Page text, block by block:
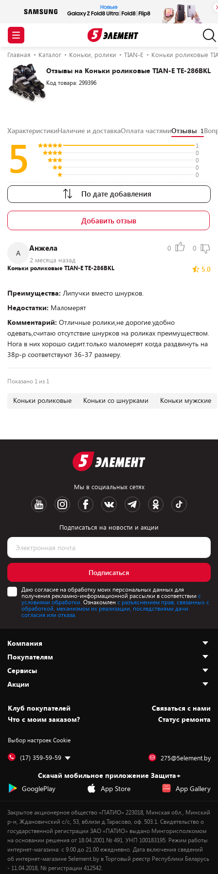
Главная Каталог Коньки, ролики TIAN-E Коньки роликовые
Отзывы на Коньки роликовые TIAN-E TE-286BKL
Код товара: 299396
ХарактеристикиНаличие и доставкаОплата частямиОтзывы 1
5
1
0
0
0
0
По дате добавления
Добавить отзыв
А
Анжела
2 месяца назад
0 0
5.0
Коньки роликовые TIAN-E TE-286BKL
Преимущества: Липучки вместо шнурков.
Недостатки: Маломерят
Комментарий: Отличные ролики,не дорогие.удобно
одевать,считаю отсутствие шнурков на роликах преимуществом.
Нога в них хорошо сидит.только маломерят когда раздвинуть на
38р-р соответствуют 36-37 размеру.
Показано 1 из 1
Коньки роликовые Коньки со шнурками Коньки мужские
Мы в социальных сетях
Подписаться на новости и акции
Подписаться
Даю согласие на обработку моих персональных данных для
получения рекламно-информационной рассылки в соответствии с
условиями обработки. Ознакомлен с разъяснением прав, связанных с
обработкой, механизмом их реализации, последствиями дачи
согласия или отказа.
Компания
О нас
Адреса магазинов
Новости
Статьи и обзоры
Вакансии
Дай пять добру!
Покупателям
Как сделать заказ
Оплата и доставка
Безналичный расчёт
Обмен и возврат товара
Обработка персональных данных
Подарочные карты
Сервисы
Установка техники
Для игровых консолей
Для мобильных устройств
Для компьютеров
Сервисные центры
Акции
Скидки и промокоды
Белорусские товары
Бонусы
Оплата частями
Новинки
Клуб покупателей
Cвязаться с нами
Что с моим заказом?
Статус ремонта
Выбор настроек Cookie
(17) 359-59-59 275@5element.by
Скачай мобильное приложение Защита+
GooglePlay
App Store App Gallery
Закрытое акционерное общество «ПАТИО» 223018, Минская обл., Минский
р-н, Ждановичский с/с, 53, вблизи д.Тарасово, оф. 503.1. Свидетельство о
государственной регистрации ЗАО «ПАТИО» выдано Мингорисполкомом
на основании решения от 18.04.2001 № 491. УНП 100183195. Режим работы
интернет-магазина: с 9.00 до 21.00 ежедневно. Дата включения сведений
об интернет-магазине 5element.by в Торговый реестр Республики Беларусь
- 11.04.2018, № регистрации 412542.